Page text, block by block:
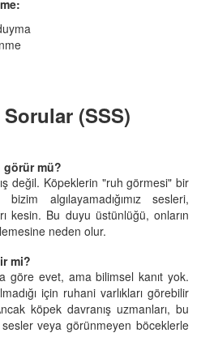
(SSS)
görür mü?
değil. Köpeklerin "ruh görmesi" bir
algılayamadığımız sesleri,
kesin. Bu duyu üstünlüğü, onların
neden olur.
mi?
göre evet, ama bilimsel kanıt yok.
için ruhani varlıkları görebilir
köpek davranış uzmanları, bu
sesler veya görünmeyen böceklerle